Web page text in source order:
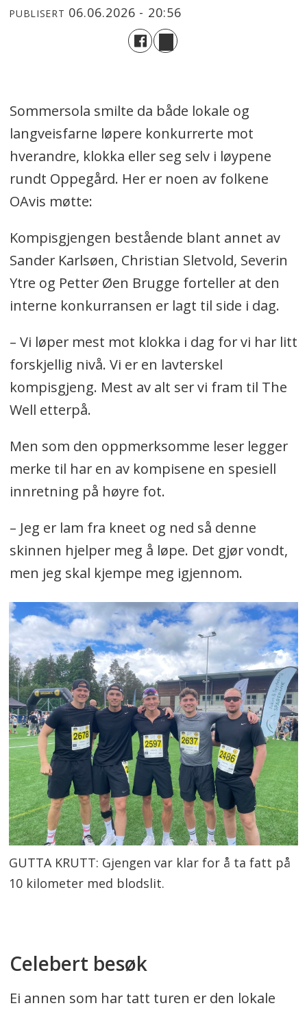
PUBLISERT 06.06.2026 - 20:56
Sommersola smilte da både lokale og
langveisfarne løpere konkurrerte mot
hverandre, klokka eller seg selv i løypene
rundt Oppegård. Her er noen av folkene
OAvis møtte:
Kompisgjengen bestående blant annet av
Sander Karlsøen, Christian Sletvold, Severin
Ytre og Petter Øen Brugge forteller at den
interne konkurransen er lagt til side i dag.
– Vi løper mest mot klokka i dag for vi har litt
forskjellig nivå. Vi er en lavterskel
kompisgjeng. Mest av alt ser vi fram til The
Well etterpå.
Men som den oppmerksomme leser legger
merke til har en av kompisene en spesiell
innretning på høyre fot.
– Jeg er lam fra kneet og ned så denne
skinnen hjelper meg å løpe. Det gjør vondt,
men jeg skal kjempe meg igjennom.
GUTTA KRUTT: Gjengen var klar for å ta fatt på
10 kilometer med blodslit.
Celebert besøk
Ei annen som har tatt turen er den lokale